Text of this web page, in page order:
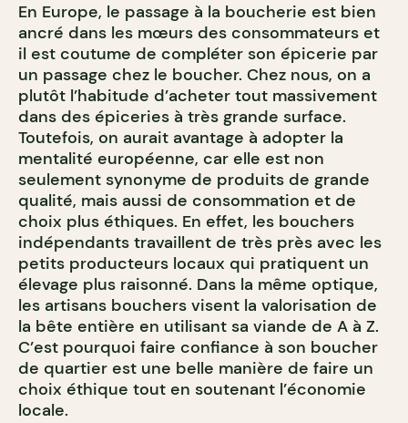
En Europe, le passage à la boucherie est bien
ancré dans les mœurs des consommateurs et
il est coutume de compléter son épicerie par
un passage chez le boucher. Chez nous, on a
plutôt l’habitude d’acheter tout massivement
dans des épiceries à très grande surface.
Toutefois, on aurait avantage à adopter la
mentalité européenne, car elle est non
seulement synonyme de produits de grande
qualité, mais aussi de consommation et de
choix plus éthiques. En effet, les bouchers
indépendants travaillent de très près avec les
petits producteurs locaux qui pratiquent un
élevage plus raisonné. Dans la même optique,
les artisans bouchers visent la valorisation de
la bête entière en utilisant sa viande de A à Z.
C’est pourquoi faire confiance à son boucher
de quartier est une belle manière de faire un
choix éthique tout en soutenant l’économie
locale.